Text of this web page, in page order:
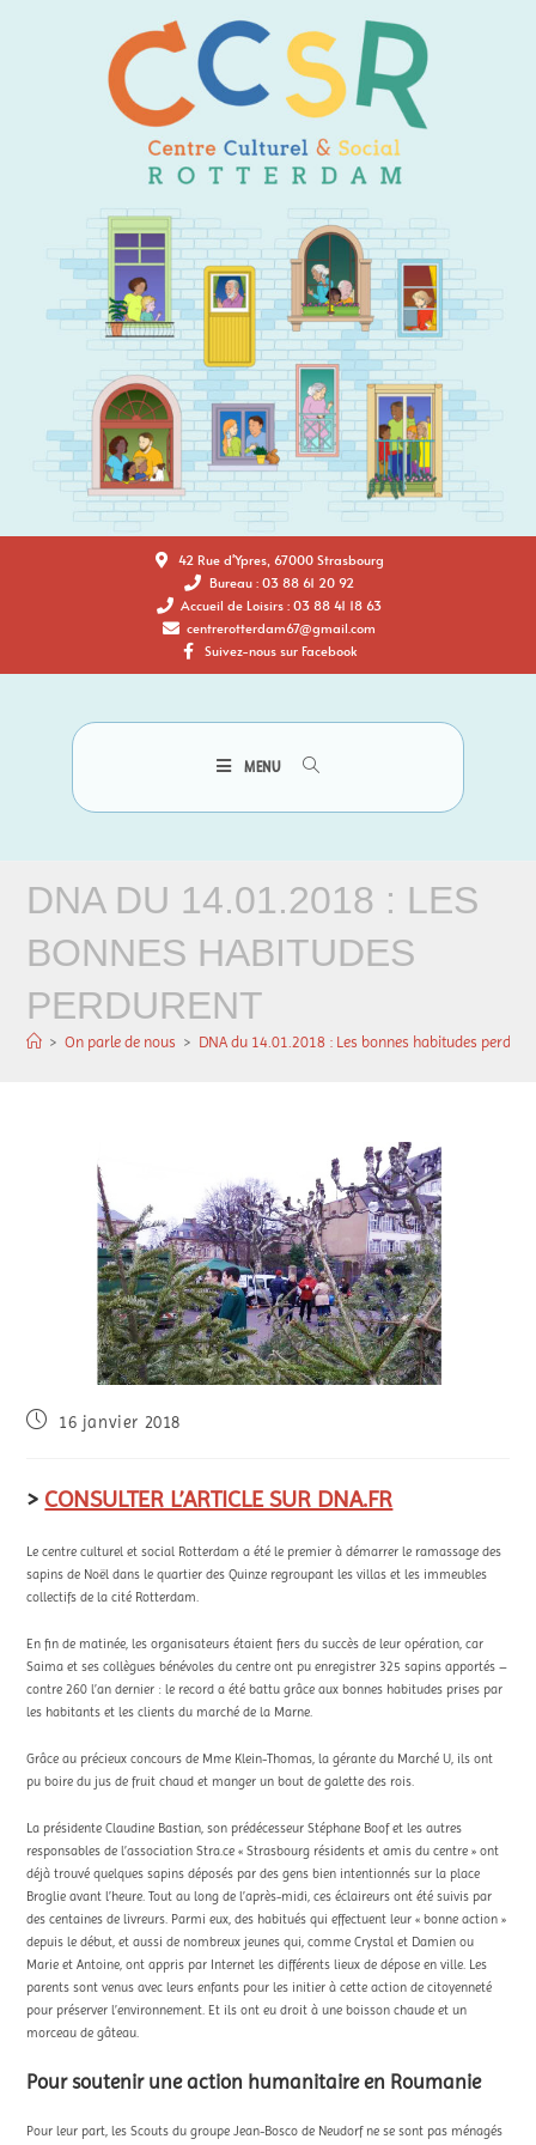
42 Rue d'Ypres, 67000 Strasbourg
Bureau : 03 88 61 20 92
Accueil de Loisirs : 03 88 41 18 63
centrerotterdam67@gmail.com
Suivez-nous sur Facebook
MENU
DNA DU 14.01.2018 : LES
BONNES HABITUDES
PERDURENT
> On parle de nous > DNA du 14.01.2018 : Les bonnes habitudes
16 janvier 2018
> CONSULTER L’ARTICLE SUR DNA.FR
Le centre culturel et social Rotterdam a été le premier à démarrer le ramassage des
sapins de Noël dans le quartier des Quinze regroupant les villas et les immeubles
collectifs de la cité Rotterdam.
En fin de matinée, les organisateurs étaient fiers du succès de leur opération, car
Saima et ses collègues bénévoles du centre ont pu enregistrer 325 sapins apportés –
contre 260 l’an dernier : le record a été battu grâce aux bonnes habitudes prises par
les habitants et les clients du marché de la Marne.
Grâce au précieux concours de Mme Klein-Thomas, la gérante du Marché U, ils ont
pu boire du jus de fruit chaud et manger un bout de galette des rois.
La présidente Claudine Bastian, son prédécesseur Stéphane Boof et les autres
responsables de l’association Stra.ce « Strasbourg résidents et amis du centre » ont
déjà trouvé quelques sapins déposés par des gens bien intentionnés sur la place
Broglie avant l’heure. Tout au long de l’après-midi, ces éclaireurs ont été suivis par
des centaines de livreurs. Parmi eux, des habitués qui effectuent leur « bonne action »
depuis le début, et aussi de nombreux jeunes qui, comme Crystal et Damien ou
Marie et Antoine, ont appris par Internet les différents lieux de dépose en ville. Les
parents sont venus avec leurs enfants pour les initier à cette action de citoyenneté
pour préserver l’environnement. Et ils ont eu droit à une boisson chaude et un
morceau de gâteau.
Pour soutenir une action humanitaire en Roumanie
Pour leur part, les Scouts du groupe Jean-Bosco de Neudorf ne se sont pas ménagés